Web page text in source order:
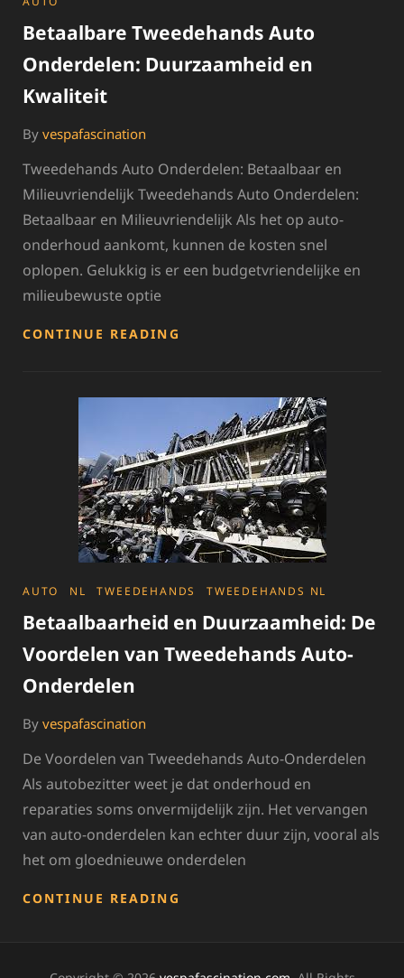
Betaalbare Tweedehands Auto
Onderdelen: Duurzaamheid en
Kwaliteit
By vespafascination
Tweedehands Auto Onderdelen: Betaalbaar en
Milieuvriendelijk Tweedehands Auto Onderdelen:
Betaalbaar en Milieuvriendelijk Als het op auto-
onderhoud aankomt, kunnen de kosten snel
oplopen. Gelukkig is er een budgetvriendelijke en
milieubewuste optie
CONTINUE READING
DUURZAAMHEID
KWALITEIT
CATEGORIES
AUTO NL TWEEDEHANDS TWEEDEHANDS NL
Betaalbaarheid en Duurzaamheid: De
Voordelen van Tweedehands Auto-
Onderdelen
By vespafascination
De Voordelen van Tweedehands Auto-Onderdelen
Als autobezitter weet je dat onderhoud en
reparaties soms onvermijdelijk zijn. Het vervangen
van auto-onderdelen kan echter duur zijn, vooral als
het om gloednieuwe onderdelen
CONTINUE READING
VOORDELEN